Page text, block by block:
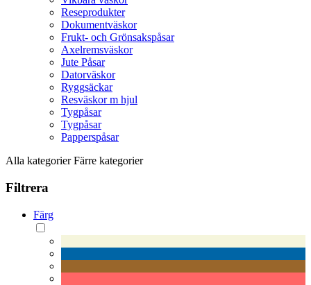
Reseprodukter
Dokumentväskor
Frukt- och Grönsakspåsar
Axelremsväskor
Jute Påsar
Datorväskor
Ryggsäckar
Resväskor m hjul
Tygpåsar
Tygpåsar
Papperspåsar
Alla kategorier Färre kategorier
Filtrera
Färg